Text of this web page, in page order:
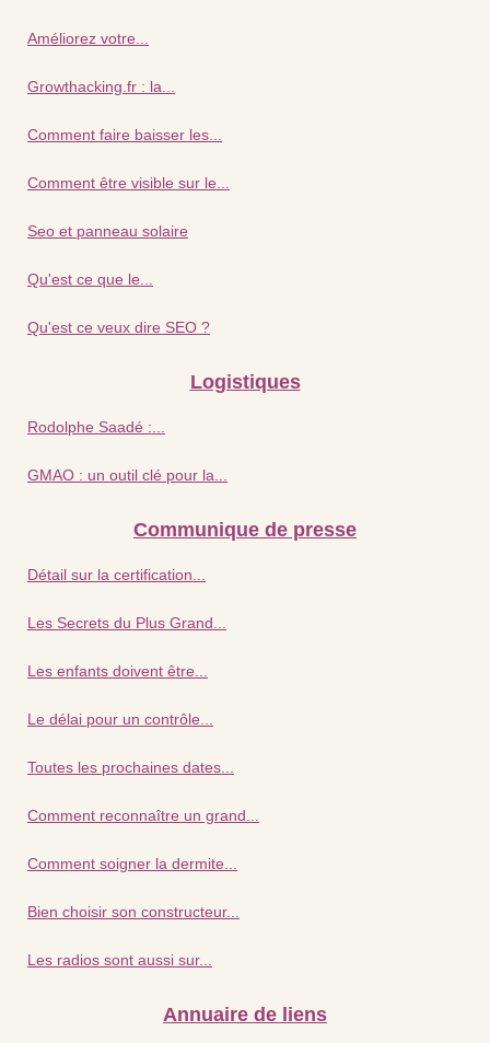
Améliorez votre...
Growthacking.fr : la...
Comment faire baisser les...
Comment être visible sur le...
Seo et panneau solaire
Qu'est ce que le...
Qu'est ce veux dire SEO ?
Logistiques
Rodolphe Saadé :...
GMAO : un outil clé pour la...
Communique de presse
Détail sur la certification...
Les Secrets du Plus Grand...
Les enfants doivent être...
Le délai pour un contrôle...
Toutes les prochaines dates...
Comment reconnaître un grand...
Comment soigner la dermite...
Bien choisir son constructeur...
Les radios sont aussi sur...
Annuaire de liens